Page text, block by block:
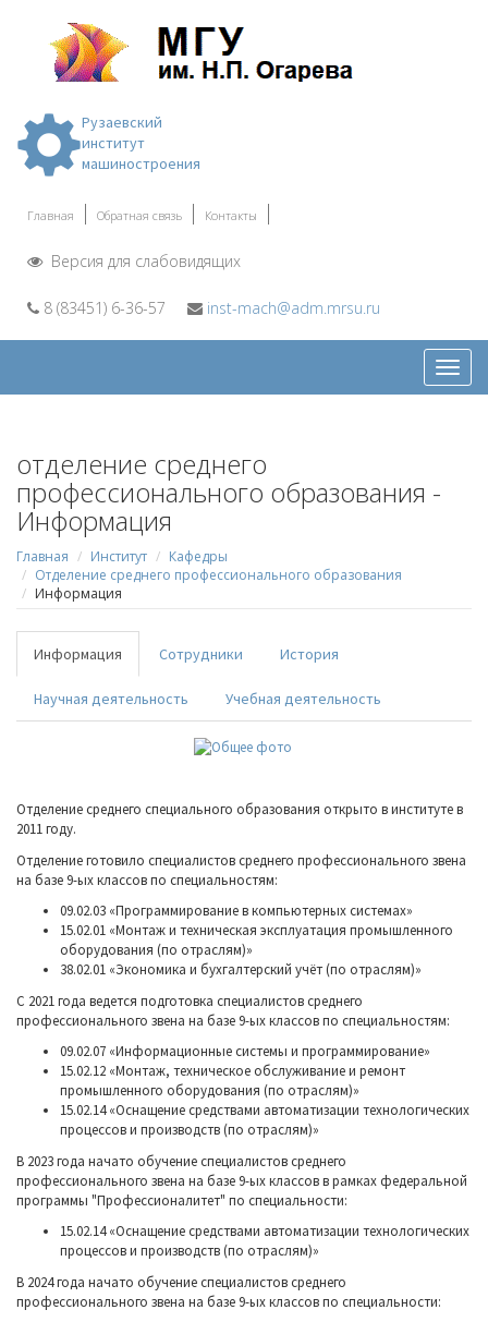
Рузаевский
институт
машиностроения
Главная Обратная связь Контакты
Версия для слабовидящих
8 (83451) 6-36-57 inst-mach@adm.mrsu.ru
меню
отделение среднего
профессионального образования -
Информация
Главная Институт
Кафедры
Отделение среднего профессионального образования
Информация
Информация Сотрудники История
Научная деятельность Учебная деятельность
Отделение среднего специального образования открыто в институте в
2011 году.
Отделение готовило специалистов среднего профессионального звена
на базе 9-ых классов по специальностям:
09.02.03 «Программирование в компьютерных системах»
15.02.01 «Монтаж и техническая эксплуатация промышленного
оборудования (по отраслям)»
38.02.01 «Экономика и бухгалтерский учёт (по отраслям)»
С 2021 года ведется подготовка специалистов среднего
профессионального звена на базе 9-ых классов по специальностям:
09.02.07 «Информационные системы и программирование»
15.02.12 «Монтаж, техническое обслуживание и ремонт
промышленного оборудования (по отраслям)»
15.02.14 «Оснащение средствами автоматизации технологических
процессов и производств (по отраслям)»
В 2023 года начато обучение специалистов среднего
профессионального звена на базе 9-ых классов в рамках федеральной
программы "Профессионалитет" по специальности:
15.02.14 «Оснащение средствами автоматизации технологических
процессов и производств (по отраслям)»
В 2024 года начато обучение специалистов среднего
профессионального звена на базе 9-ых классов по специальности: